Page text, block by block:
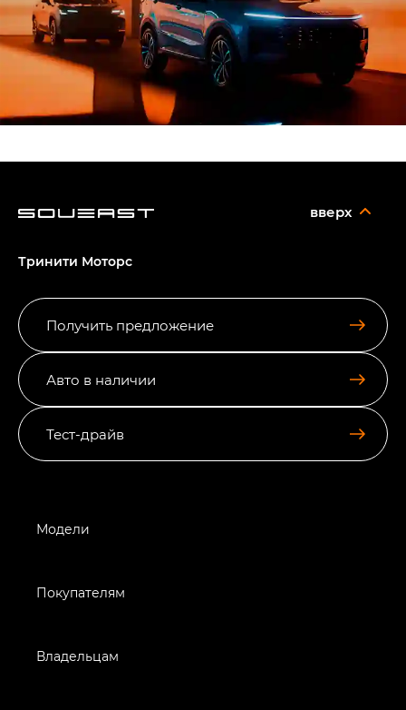
Получить предложение
Авто в наличии
Тест-драйв
вверх
Тринити Моторс
Модели
Покупателям
Владельцам